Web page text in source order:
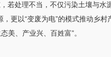
若处理不当，不仅污染土壤与水
更以“变废为电”的模式推动乡
美、产业兴、百姓富”。